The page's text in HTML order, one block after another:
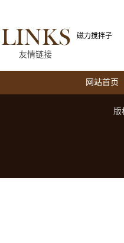
友情链接
磁力搅拌子
网站首页
版